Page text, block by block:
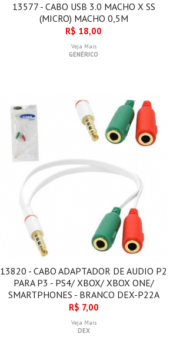
13577 - CABO USB 3.0 MACHO X SS
(MICRO) MACHO 0,5M
R$ 18,00
Veja Mais
GENÉRICO
13820 - CABO ADAPTADOR DE AUDIO P2
PARA P3 - PS4/ XBOX/ XBOX ONE/
SMARTPHONES - BRANCO DEX-P22A
R$ 7,00
Veja Mais
DEX